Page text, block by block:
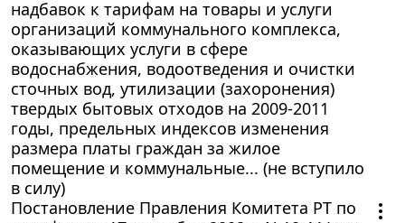
надбавок к тарифам на товары и услуги
организаций коммунального комплекса,
оказывающих услуги в сфере
водоснабжения, водоотведения и очистки
сточных вод, утилизации (захоронения)
твердых бытовых отходов на 2009-2011
годы, предельных индексов изменения
размера платы граждан за жилое
помещение и коммунальные... (не вступило
в силу)
Постановление Правления Комитета РТ по